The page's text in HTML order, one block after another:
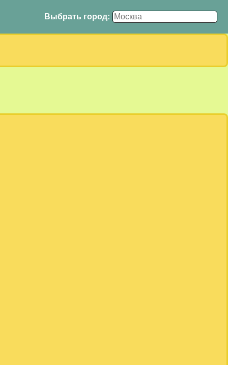
Выбрать город: